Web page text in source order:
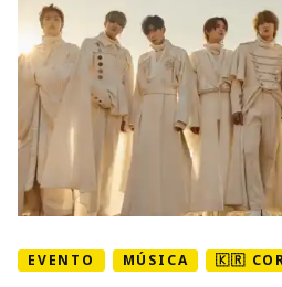
EVENTO MÚSICA 🇰🇷